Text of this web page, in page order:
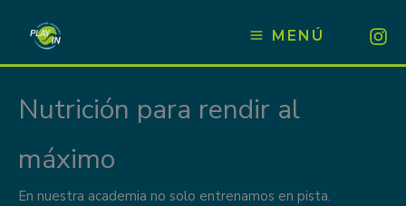
contenido
MENÚ
Nutrición para rendir al
máximo
En nuestra academia no solo entrenamos en pista.